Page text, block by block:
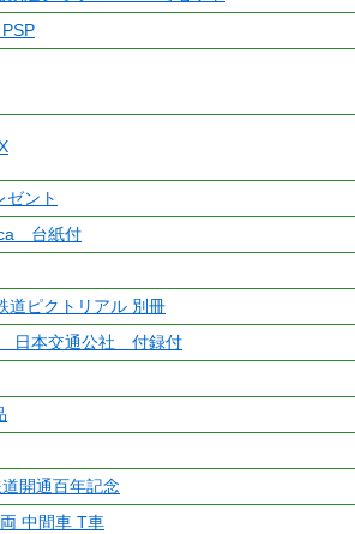
ゼント
台紙付
ピクトリアル 別冊
日本交通公社 付録付
開通百年記念
中間車 T車